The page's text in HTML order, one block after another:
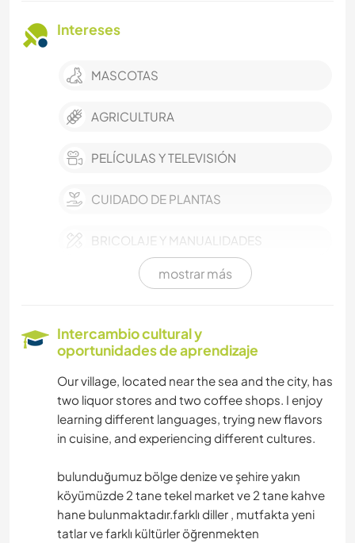
Intereses
MASCOTAS
AGRICULTURA
PELÍCULAS Y TELEVISIÓN
CUIDADO DE PLANTAS
BRICOLAJE Y MANUALIDADES
IDIOMAS
ARQUITECTURA
CARPINTERÍA
ANIMALES
SENDERISMO
mostrar más
Intercambio cultural y
oportunidades de aprendizaje
Our village, located near the sea and the city, has
two liquor stores and two coffee shops. I enjoy
learning different languages, trying new flavors
in cuisine, and experiencing different cultures.
bulunduğumuz bölge denize ve şehire yakın
köyümüzde 2 tane tekel market ve 2 tane kahve
hane bulunmaktadır.farklı diller , mutfakta yeni
tatlar ve farklı kültürler öğrenmekten